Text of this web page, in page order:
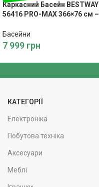
Каркасний Басейн BESTWAY
56416 PRO-MAX 366×76 см –
Басейни
7 999 грн
КАТЕГОРІЇ
Електроніка
Побутова техніка
Аксесуари
Меблі